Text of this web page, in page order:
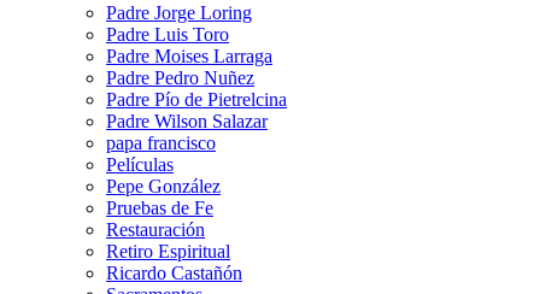
Padre Jorge Loring
Padre Luis Toro
Padre Moises Larraga
Padre Pedro Nuñez
Padre Pío de Pietrelcina
Padre Wilson Salazar
papa francisco
Películas
Pepe González
Pruebas de Fe
Restauración
Retiro Espiritual
Ricardo Castañón